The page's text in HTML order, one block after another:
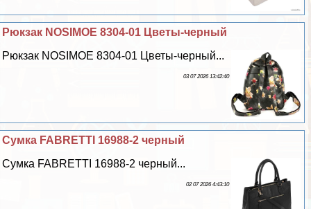
Рюкзак NOSIMOE 8304-01 Цветы-черный
Рюкзак NOSIMOE 8304-01 Цветы-черный...
03 07 2026 13:42:40
Сумка FABRETTI 16988-2 черный
Сумка FABRETTI 16988-2 черный...
02 07 2026 4:43:10